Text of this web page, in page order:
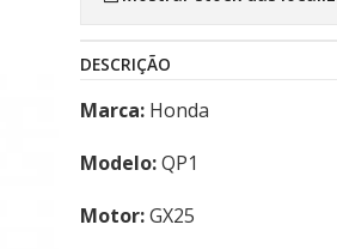
DESCRIÇÃO
Marca: Honda
Modelo:QP1
Motor:GX25